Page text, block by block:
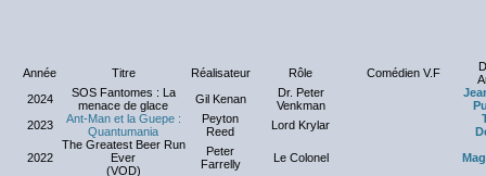
Année Titre Réalisateur Rôle Comédien V.F
2024
SOS Fantomes : La
menace de glace
Gil Kenan
Dr. Peter
Venkman
2023
Ant-Man et la Guepe :
Quantumania
Peyton
Reed
Lord Krylar
2022
The Greatest Beer Run
Ever
(VOD)
Peter
Farrelly
Le Colonel